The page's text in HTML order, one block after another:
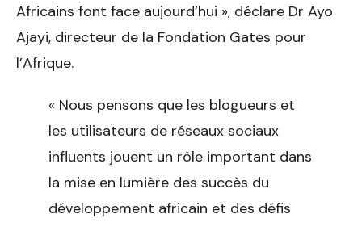
Africains font face aujourd’hui », déclare Dr Ayo
Ajayi, directeur de la Fondation Gates pour
l’Afrique.
« Nous pensons que les blogueurs et
les utilisateurs de réseaux sociaux
influents jouent un rôle important dans
la mise en lumière des succès du
développement africain et des défis